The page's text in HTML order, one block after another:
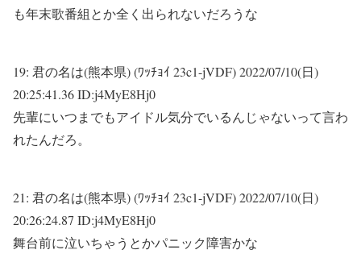
も年末歌番組とか全く出られないだろうな
19: 君の名は(熊本県) (ﾜｯﾁｮｲ 23c1-jVDF)2022/07/10(日)
20:25:41.36 ID:j4MyE8Hj0
先輩にいつまでもアイドル気分でいるんじゃないって言わ
れたんだろ。
21: 君の名は(熊本県) (ﾜｯﾁｮｲ 23c1-jVDF)2022/07/10(日)
20:26:24.87 ID:j4MyE8Hj0
舞台前に泣いちゃうとかパニック障害かな